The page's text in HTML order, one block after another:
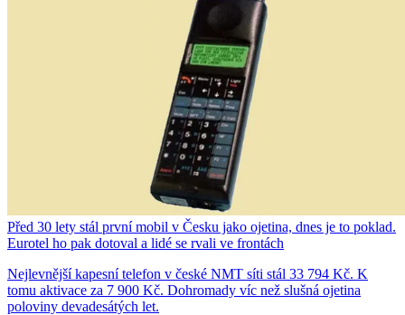
Před 30 lety stál první mobil v Česku jako ojetina, dnes je to poklad.
Eurotel ho pak dotoval a lidé se rvali ve frontách
Nejlevnější kapesní telefon v české NMT síti stál 33 794 Kč. K
tomu aktivace za 7 900 Kč. Dohromady víc než slušná ojetina
poloviny devadesátých let.